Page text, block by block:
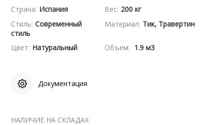
Страна: Испания Вес: 200 кг
Стиль: Современный
стиль
Материал: Тик, Травертин
Цвет: Натуральный Объем: 1.9 м3
Документация
НАЛИЧИЕ НА СКЛАДАХ